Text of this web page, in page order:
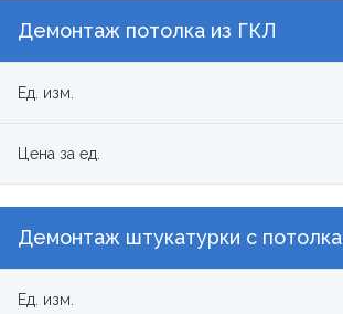
Демонтаж потолка из ГКЛ
Ед. изм.
Цена за ед.
Демонтаж штукатурки с потолка
Ед. изм.